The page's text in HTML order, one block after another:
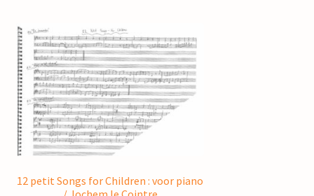
12 petit Songs for Children : voor piano